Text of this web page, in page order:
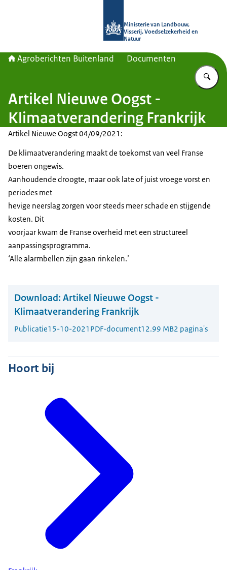
Ministerie van Landbouw,
Visserij, Voedselzekerheid en
Natuur
Agroberichten Buitenland Documenten
Artikel Nieuwe Oogst -
Klimaatverandering Frankrijk
Artikel Nieuwe Oogst 04/09/2021:
De klimaatverandering maakt de toekomst van veel Franse
boeren ongewis.
Aanhoudende droogte, maar ook late of juist vroege vorst en
periodes met
hevige neerslag zorgen voor steeds meer schade en stijgende
kosten. Dit
voorjaar kwam de Franse overheid met een structureel
aanpassingsprogramma.
‘Alle alarmbellen zijn gaan rinkelen.’
Download: Artikel Nieuwe Oogst -
Klimaatverandering Frankrijk
Publicatie15-10-2021 PDF-document12.99 MB2 pagina's
Hoort bij